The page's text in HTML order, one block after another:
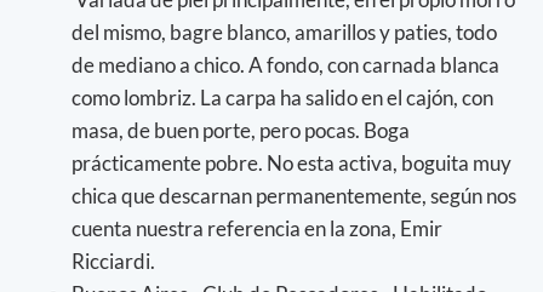
del mismo, bagre blanco, amarillos y paties, todo
de mediano a chico. A fondo, con carnada blanca
como lombriz. La carpa ha salido en el cajón, con
masa, de buen porte, pero pocas. Boga
prácticamente pobre. No esta activa, boguita muy
chica que descarnan permanentemente, según nos
cuenta nuestra referencia en la zona, Emir
Ricciardi.